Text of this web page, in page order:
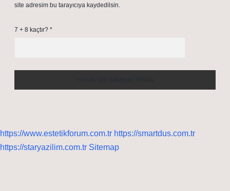
site adresim bu tarayıcıya kaydedilsin.
7 + 8 kaçtır? *
https://www.estetikforum.com.tr https://smartdus.com.tr
https://staryazilim.com.tr Sitemap